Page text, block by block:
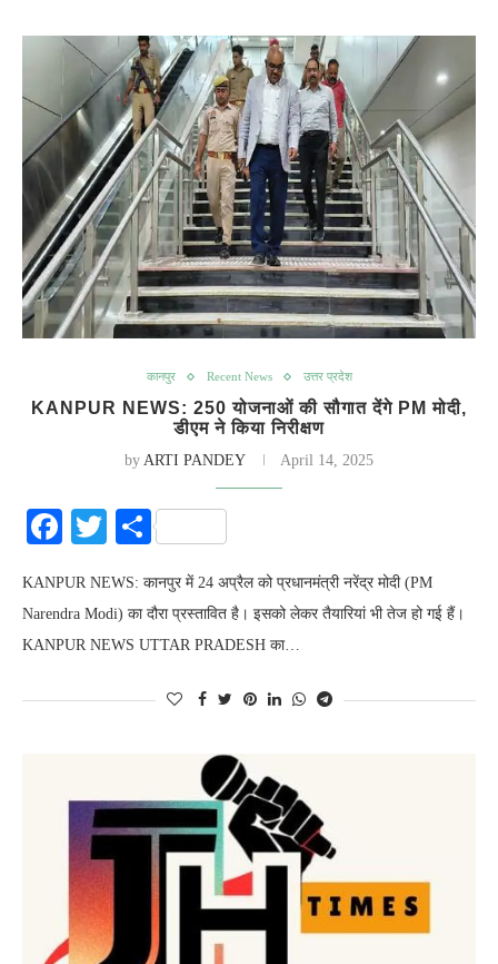
कानपुर Recent News उत्तर प्रदेश
KANPUR NEWS: 250 योजनाओं की सौगात देंगे PM मोदी,
डीएम ने किया निरीक्षण
by ARTI PANDEY April 14, 2025
Facebook
Twitter
Share
KANPUR NEWS: कानपुर में 24 अप्रैल को प्रधानमंत्री नरेंद्र मोदी (PM
Narendra Modi) का दौरा प्रस्तावित है। इसको लेकर तैयारियां भी तेज हो गई हैं।
KANPUR NEWS UTTAR PRADESH का…